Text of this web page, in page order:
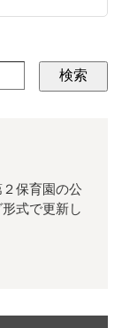
検索
保育園の公
式で更新し